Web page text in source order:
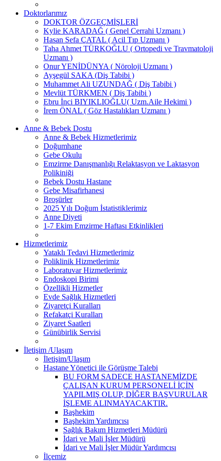
Doktorlarımız
DOKTOR ÖZGEÇMİŞLERİ
Kylie KARADAĞ ( Genel Cerrahi Uzmanı )
Hasan Sefa ÇATAL ( Acil Tıp Uzmanı )
Taha Ahmet TÜRKOĞLU ( Ortopedi ve Travmatoloji
Uzmanı )
Onur YENİDÜNYA ( Nöroloji Uzmanı )
Ayşegül SAKA (Diş Tabibi )
Muhammet Ali UZUNDAĞ ( Diş Tabibi )
Mevlüt TÜRKMEN ( Diş Tabibi )
Ebru İnci BIYIKLIOĞLU( Uzm.Aile Hekimi )
İrem ÖNAL ( Göz Hastalıkları Uzmanı )
Anne & Bebek Dostu
Anne & Bebek Hizmetlerimiz
Doğumhane
Gebe Okulu
Emzirme Danışmanlığı Relaktasyon ve Laktasyon
Polikiniği
Bebek Dostu Hastane
Gebe Misafirhanesi
Broşürler
2025 Yılı Doğum İstatistiklerimiz
Anne Diyeti
1-7 Ekim Emzirme Haftası Etkinlikleri
Hizmetlerimiz
Yataklı Tedavi Hizmetlerimiz
Poliklinik Hizmetlerimiz
Laboratuvar Hizmetlerimiz
Endoskopi Birimi
Özellikli Hizmetler
Evde Sağlık Hizmetleri
Ziyaretçi Kuralları
Refakatçi Kuralları
Ziyaret Saatleri
Günübirlik Servisi
İletişim /Ulaşım
İletişim/Ulaşım
Hastane Yönetici ile Görüşme Talebi
BU FORM SADECE HASTANEMİZDE
ÇALIŞAN KURUM PERSONELİ İÇİN
YAPILMIŞ OLUP, DİĞER BAŞVURULAR
İŞLEME ALINMAYACAKTIR.
Başhekim
Başhekim Yardımcısı
Sağlık Bakım Hizmetleri Müdürü
İdari ve Mali İşler Müdürü
İdari ve Mali İşler Müdür Yardımcısı
İlçemiz